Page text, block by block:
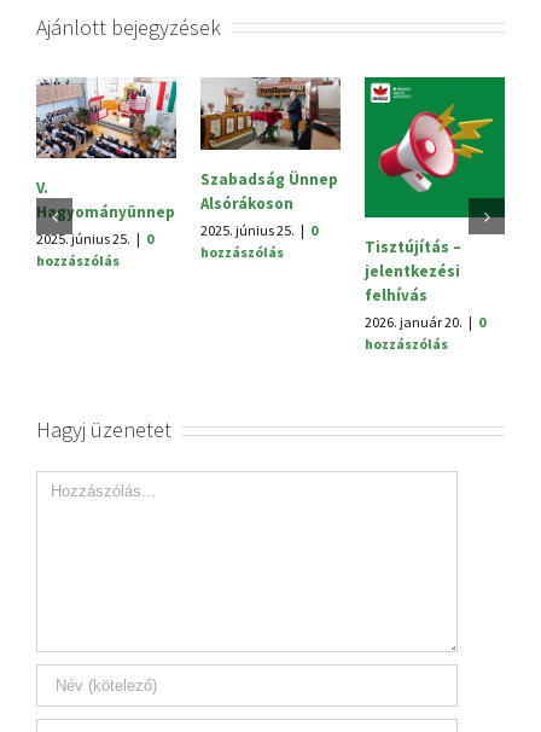
Ajánlott bejegyzések
V.
Hagyományünnep
2025. június 25. | 0
hozzászólás
Szabadság Ünnep
Alsórákoson
2025. június 25. | 0
hozzászólás
Tisztújítás –
jelentkezési
felhívás
2026. január 20. | 0
hozzászólás
Hagyj üzenetet